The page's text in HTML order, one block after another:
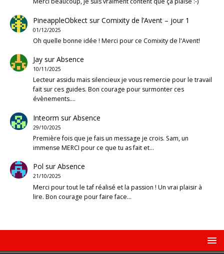
PineappleObkectsurComixity de l’Avent – jour 1
01/12/2025
Oh quelle bonne idée ! Merci pour ce Comixity de l'Avent!
JaysurAbsence
10/11/2025
Lecteur assidu mais silencieux je vous remercie pour le travail
fait sur ces guides. Bon courage pour surmonter ces
évènements.…
Inteorm surAbsence
29/10/2025
Première fois que je fais un message je crois. Sam, un
immense MERCI pour ce que tu as fait et…
Pol surAbsence
21/10/2025
Merci pour tout le taf réalisé et la passion ! Un vrai plaisir à
lire. Bon courage pour faire face…